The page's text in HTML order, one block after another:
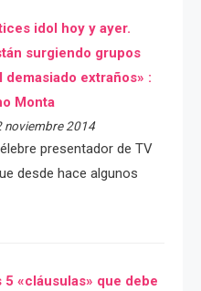
idol hoy y ayer.
surgiendo grupos
demasiado extraños» :
Monta
noviembre 2014
presentador de TV
desde hace algunos
5 «cláusulas» que debe